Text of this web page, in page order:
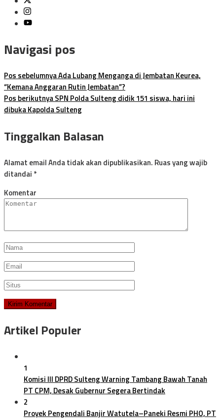
Navigasi pos
Pos sebelumnyaAda Lubang Menganga di Jembatan Keurea,
“Kemana Anggaran Rutin Jembatan”?
Pos berikutnyaSPN Polda Sulteng didik 151 siswa, hari ini
dibuka Kapolda Sulteng
Tinggalkan Balasan
Alamat email Anda tidak akan dipublikasikan. Ruas yang wajib
ditandai *
Komentar
Artikel Populer
1
Komisi III DPRD Sulteng Warning Tambang Bawah Tanah
PT CPM, Desak Gubernur Segera Bertindak
2
Proyek Pengendali Banjir Watutela–Paneki Resmi PHO, PT